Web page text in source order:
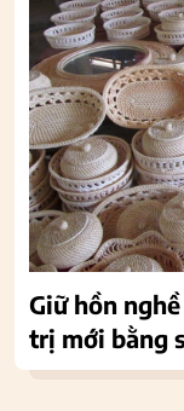
Giữ hồn
trị mới bằng